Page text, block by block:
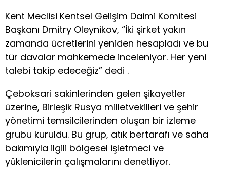
Kent Meclisi Kentsel Gelişim Daimi Komitesi
Başkanı Dmitry Oleynikov, “İki şirket yakın
zamanda ücretlerini yeniden hesapladı ve bu
tür davalar mahkemede inceleniyor. Her yeni
talebi takip edeceğiz” dedi .
Çeboksari sakinlerinden gelen şikayetler
üzerine, Birleşik Rusya milletvekilleri ve şehir
yönetimi temsilcilerinden oluşan bir izleme
grubu kuruldu. Bu grup, atık bertarafı ve saha
bakımıyla ilgili bölgesel işletmeci ve
yüklenicilerin çalışmalarını denetliyor.